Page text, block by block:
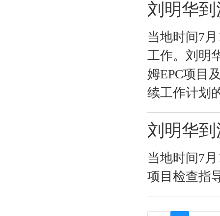
刘明华
当地时间7
工作。刘明
姆EPC项目
续工作计划
刘明华
当地时间7
项目检查指